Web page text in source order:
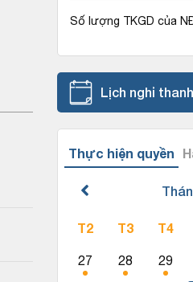
Số lượng TKGD của
Lịch nghỉ
Thực hiện quyền
T2 T3 T4
27 28 29